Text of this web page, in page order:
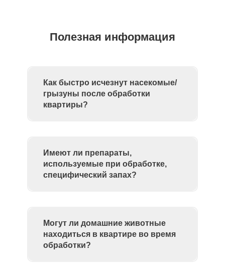
Полезная информация
Как быстро исчезнут насекомые/
грызуны после обработки
квартиры?
Имеют ли препараты,
используемые при обработке,
специфический запах?
Могут ли домашние животные
находиться в квартире во время
обработки?